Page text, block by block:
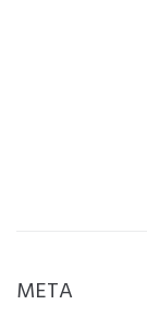
META